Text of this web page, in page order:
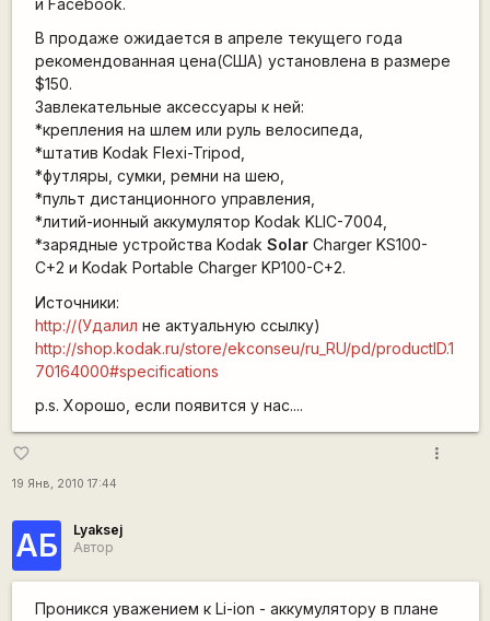
В продаже ожидается в апреле текущего года
рекомендованная цена(США) установлена в размере
$150.
Завлекательные аксессуары к ней:
*крепления на шлем или руль велосипеда,
*штатив Kodak Flexi-Tripod,
*футляры, сумки, ремни на шею,
*пульт дистанционного управления,
*литий-ионный аккумулятор Kodak KLIC-7004,
*зарядные устройства Kodak SolarCharger KS100-
C+2 и Kodak Portable Charger KP100-C+2.
Источники:
http://(Удалил не актуальную ссылку)
http://shop.kodak.ru/store/ekconseu/ru_RU/pd/productID.1
70164000#specifications
p.s. Хорошо, если появится у нас....
favorite_border
19 Янв, 2010 17:44
more_vert
АБ
Lyaksej
Автор
Проникся уважением к Li-ion - аккумулятору в плане